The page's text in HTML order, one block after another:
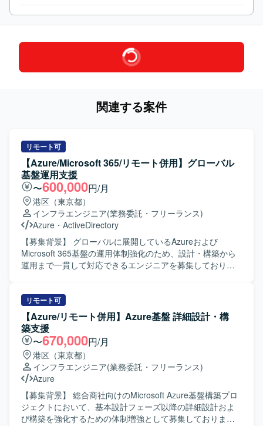
関連する案件
リモート可
【Azure/Microsoft 365/リモート併用】グローバル
基盤運用支援
〜600,000円/月
港区（東京都）
インフラエンジニア(業務委託・フリーランス)
Azure ・ ActiveDirectory
【募集背景】 グローバルに展開しているAzureおよび
Microsoft 365基盤の運用体制強化のため、設計・構築から
運用まで一貫して対応できるエンジニアを募集しておりま
ます。具体的には、認証・ID管理やセキュリティ、監査対
応、デバイス管理に関する設計および運用支援を行ってい
ただきます。オンプレミスチームと連携しながら、オンプ
レミスActive Directoryとのハイブリッド環境の運用や、関
連するドキュメント整備、各種調整業務も実施していただ
きます。 【求める人物像】 クラウドおよびオンプレミス双
方の技術に興味関心を持ち、主体的に情報収集やキャッチ
アップができる方を求めております。関係者とのコミュニ
ケーションを円滑に行いながら、ドキュメントを用いた情
報整理や合意形成ができる方が望ましいです。 【ポジショ
ンの魅力】 AzureおよびMicrosoft 365のグローバル環境に
リモート可
【Azure/リモート併用】Azure基盤 詳細設計・構
築支援
〜670,000円/月
港区（東京都）
インフラエンジニア(業務委託・フリーランス)
Azure
【募集背景】 総合商社向けのMicrosoft Azure基盤構築プロ
ジェクトにおいて、基本設計フェーズ以降の詳細設計およ
び構築を強化するための体制増強として募集しておりま